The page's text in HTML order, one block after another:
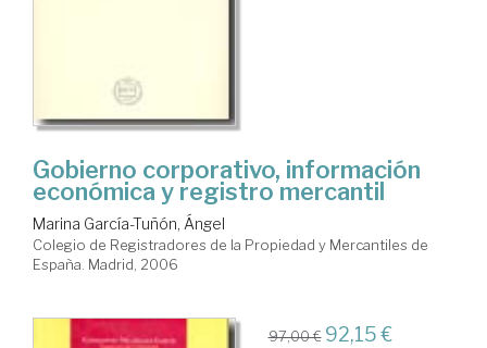
Gobierno corporativo, información
económica y registro mercantil
Marina García-Tuñón, Ángel
Colegio de Registradores de la Propiedad y Mercantiles de
España. Madrid, 2006
97,00 € 92,15 €